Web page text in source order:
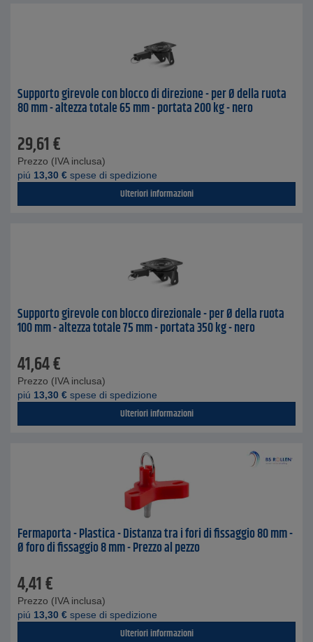
Supporto girevole con blocco di direzione - per Ø della ruota
80 mm - altezza totale 65 mm - portata 200 kg - nero
29,61€
Prezzo (IVA inclusa)
piú 13,30 € spese di spedizione
Ulteriori informazioni
Supporto girevole con blocco direzionale - per Ø della ruota
100 mm - altezza totale 75 mm - portata 350 kg - nero
41,64€
Prezzo (IVA inclusa)
piú 13,30 € spese di spedizione
Ulteriori informazioni
Fermaporta - Plastica - Distanza tra i fori di fissaggio 80 mm -
Ø foro di fissaggio 8 mm - Prezzo al pezzo
4,41€
Prezzo (IVA inclusa)
piú 13,30 € spese di spedizione
Ulteriori informazioni